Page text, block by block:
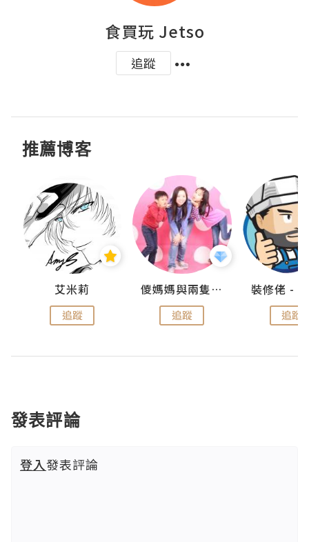
食買玩 Jetso
追蹤
推薦博客
艾米莉
追蹤
儍媽媽與兩隻小魔怪之家
追蹤 追蹤
發表評論
登入發表評論